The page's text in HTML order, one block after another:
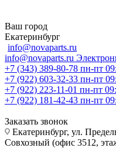
Ваш город
Екатеринбург
info@novaparts.ru
info@novaparts.ru
+7 (343) 389-80-78 пн-пт
+7 (922) 603-32-33 пн-пт
+7 (922) 223-11-01 пн-пт
+7 (922) 181-42-43 пн-пт
Заказать звонок
Екатеринбург, ул.
Совхозный (офис 3512,